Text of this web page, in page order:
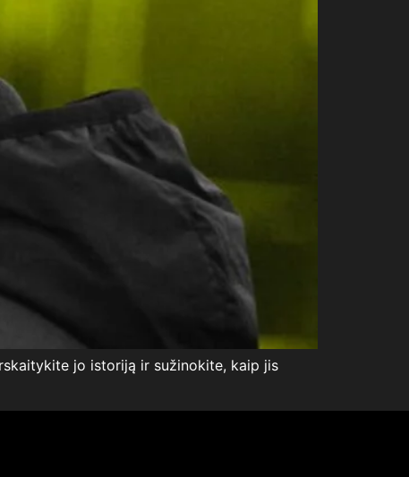
jo istoriją ir sužinokite, kaip jis